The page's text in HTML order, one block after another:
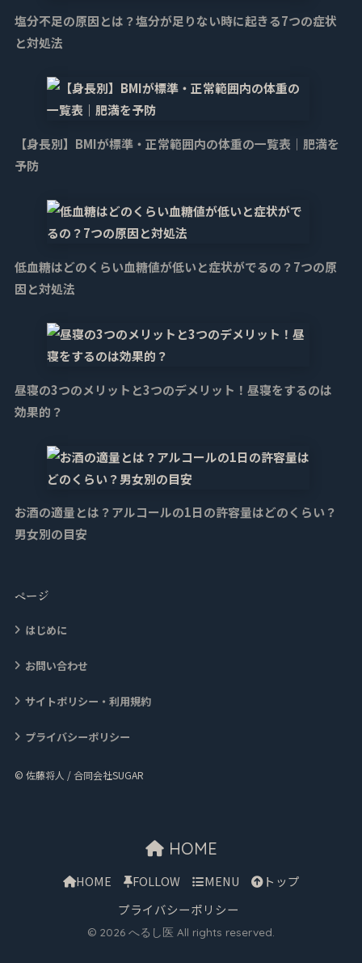
塩分不足の原因とは？塩分が足りない時に起きる7つの症状
と対処法
【身長別】BMIが標準・正常範囲内の体重の一覧表｜肥満を
予防
低血糖はどのくらい血糖値が低いと症状がでるの？7つの原
因と対処法
昼寝の3つのメリットと3つのデメリット！昼寝をするのは
効果的？
お酒の適量とは？アルコールの1日の許容量はどのくらい？
男女別の目安
ページ
はじめに
お問い合わせ
サイトポリシー・利用規約
プライバシーポリシー
© 佐藤将人 / 合同会社SUGAR
HOME
HOME FOLLOW MENU
トップ
プライバシーポリシー
© 2026 へるし医 All rights reserved.